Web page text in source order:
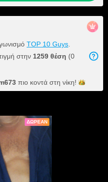
TOP 10 Guys
στην 1259 θέση (0
πιο κοντά στη νίκη!
ΔΩΡΕΆΝ